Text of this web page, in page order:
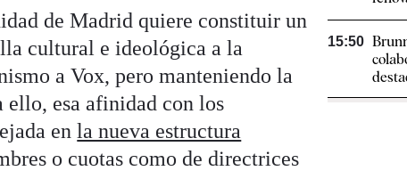
de Madrid quiere constituir un
cultural e ideológica a la
a Vox, pero manteniendo la
ello, esa afinidad con los
enla nueva estructura
o cuotas como de directrices
15:50